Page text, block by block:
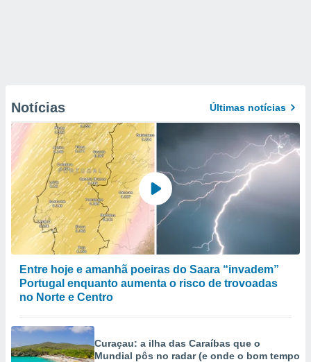
Notícias Últimas notícias
Entre hoje e amanhã poeiras do Saara “invadem”
Portugal enquanto aumenta o risco de trovoadas
no Norte e Centro
Curaçau: a ilha das Caraíbas que o
Mundial pôs no radar (e onde o bom tempo